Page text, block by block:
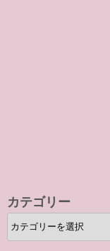
カテゴリー
カ
テ